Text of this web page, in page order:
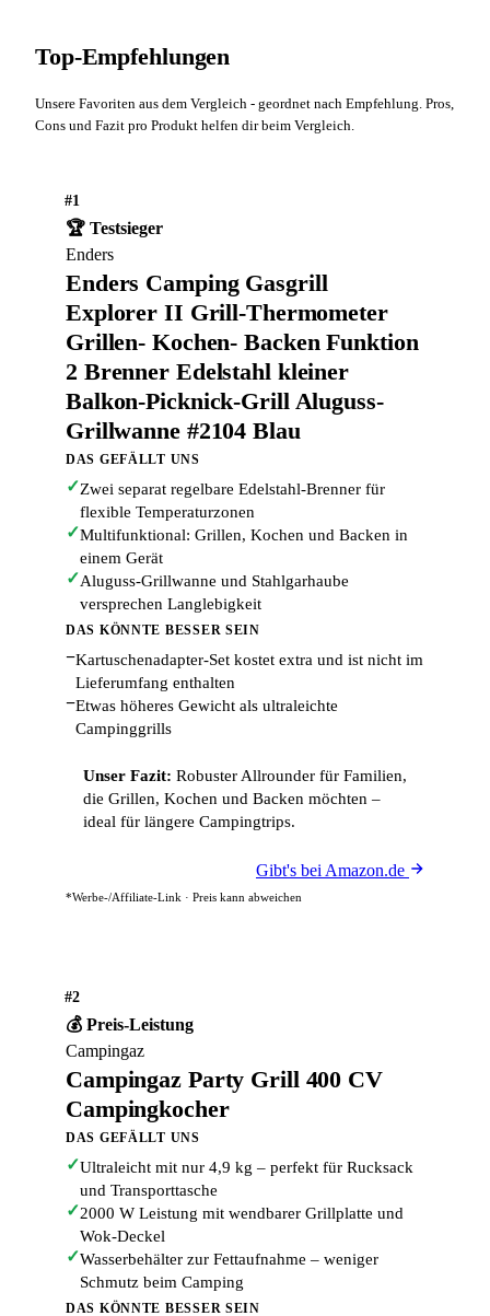
Top-Empfehlungen
Unsere Favoriten aus dem Vergleich - geordnet nach Empfehlung. Pros,
Cons und Fazit pro Produkt helfen dir beim Vergleich.
#1
🏆 Testsieger
Enders
Enders Camping Gasgrill
Explorer II Grill-Thermometer
Grillen- Kochen- Backen Funktion
2 Brenner Edelstahl kleiner
Balkon-Picknick-Grill Aluguss-
Grillwanne #2104 Blau
DAS GEFÄLLT UNS
✓Zwei separat regelbare Edelstahl-Brenner für
flexible Temperaturzonen
✓Multifunktional: Grillen, Kochen und Backen in
einem Gerät
✓Aluguss-Grillwanne und Stahlgarhaube
versprechen Langlebigkeit
DAS KÖNNTE BESSER SEIN
−Kartuschenadapter-Set kostet extra und ist nicht im
Lieferumfang enthalten
−Etwas höheres Gewicht als ultraleichte
Campinggrills
Unser Fazit: Robuster Allrounder für Familien,
die Grillen, Kochen und Backen möchten –
ideal für längere Campingtrips.
Gibt's bei Amazon.de
*Werbe-/Affiliate-Link · Preis kann abweichen
#2
💰 Preis-Leistung
Campingaz
Campingaz Party Grill 400 CV
Campingkocher
DAS GEFÄLLT UNS
✓Ultraleicht mit nur 4,9 kg – perfekt für Rucksack
und Transporttasche
✓2000 W Leistung mit wendbarer Grillplatte und
Wok-Deckel
✓Wasserbehälter zur Fettaufnahme – weniger
Schmutz beim Camping
DAS KÖNNTE BESSER SEIN